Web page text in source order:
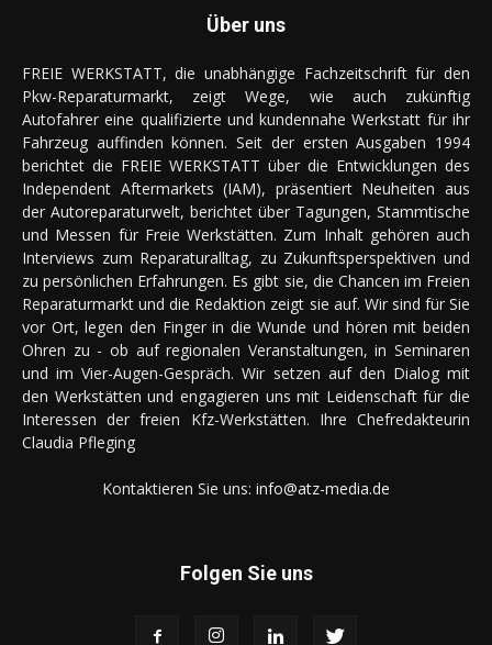
Über uns
FREIE WERKSTATT, die unabhängige Fachzeitschrift für den
Pkw-Reparaturmarkt, zeigt Wege, wie auch zukünftig
Autofahrer eine qualifizierte und kundennahe Werkstatt für ihr
Fahrzeug auffinden können. Seit der ersten Ausgaben 1994
berichtet die FREIE WERKSTATT über die Entwicklungen des
Independent Aftermarkets (IAM), präsentiert Neuheiten aus
der Autoreparaturwelt, berichtet über Tagungen, Stammtische
und Messen für Freie Werkstätten. Zum Inhalt gehören auch
Interviews zum Reparaturalltag, zu Zukunftsperspektiven und
zu persönlichen Erfahrungen. Es gibt sie, die Chancen im Freien
Reparaturmarkt und die Redaktion zeigt sie auf. Wir sind für Sie
vor Ort, legen den Finger in die Wunde und hören mit beiden
Ohren zu - ob auf regionalen Veranstaltungen, in Seminaren
und im Vier-Augen-Gespräch. Wir setzen auf den Dialog mit
den Werkstätten und engagieren uns mit Leidenschaft für die
Interessen der freien Kfz-Werkstätten. Ihre Chefredakteurin
Claudia Pfleging
Kontaktieren Sie uns: info@atz-media.de
Folgen Sie uns